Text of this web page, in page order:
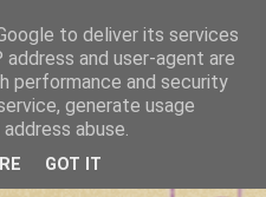
to deliver its services
and user-agent are
performance and security
generate usage
abuse.
GOT IT